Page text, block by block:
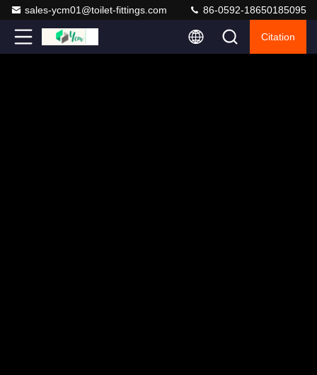
sales-ycm01@toilet-fittings.com 86-0592-18650185095
Citation